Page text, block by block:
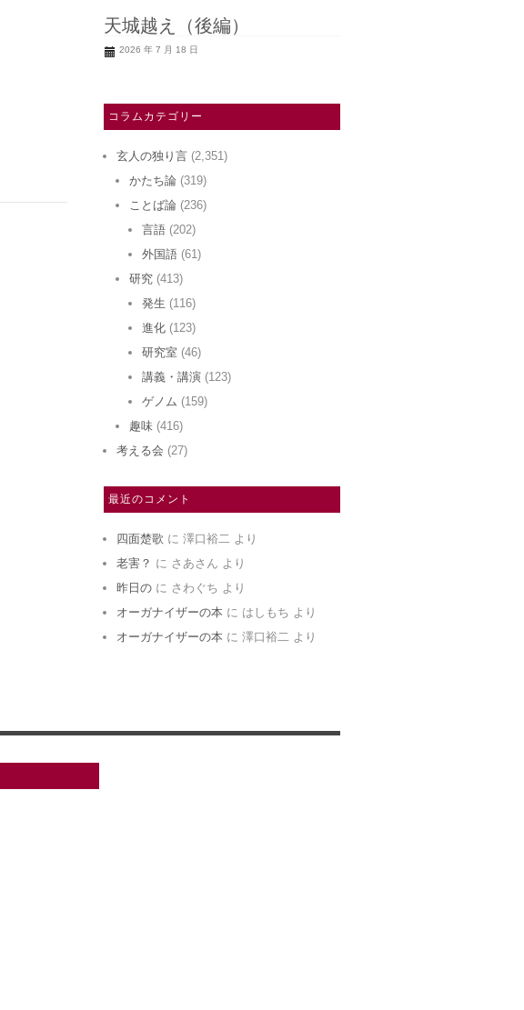
天城越え（後編）
2026 年 7 月 18 日
コラムカテゴリー
玄人の独り言 (2,351)
かたち論 (319)
ことば論 (236)
言語 (202)
外国語 (61)
研究 (413)
発生 (116)
進化 (123)
研究室 (46)
講義・講演 (123)
ゲノム (159)
趣味 (416)
考える会 (27)
最近のコメント
四面楚歌 に 澤口裕二 より
老害？ に さあさん より
昨日の に さわぐち より
オーガナイザーの本 に はしもち より
オーガナイザーの本 に 澤口裕二 より